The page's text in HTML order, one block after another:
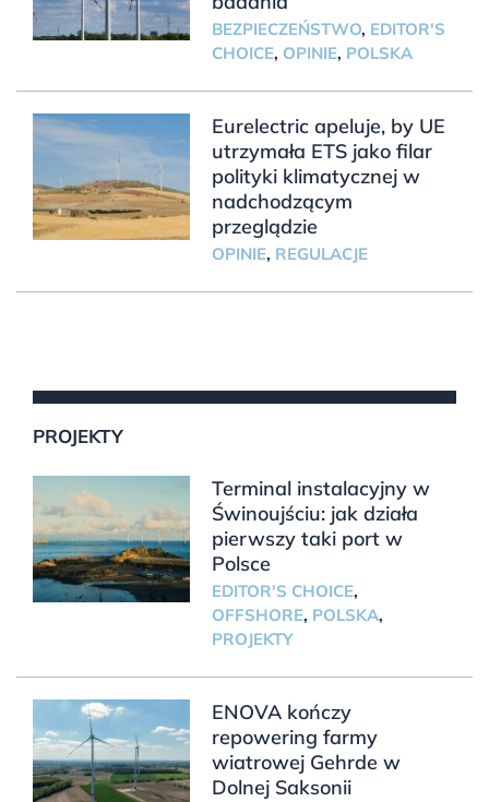
BEZPIECZEŃSTWO, EDITOR'S
CHOICE, OPINIE, POLSKA
Eurelectric apeluje, by UE
utrzymała ETS jako filar
polityki klimatycznej w
nadchodzącym
przeglądzie
OPINIE, REGULACJE
PROJEKTY
Terminal instalacyjny w
Świnoujściu: jak działa
pierwszy taki port w
Polsce
EDITOR'S CHOICE,
OFFSHORE, POLSKA,
PROJEKTY
ENOVA kończy
repowering farmy
wiatrowej Gehrde w
Dolnej Saksonii